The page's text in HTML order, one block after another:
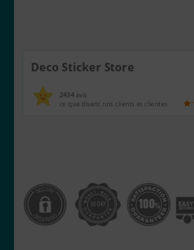
Deco Sticker Store
2434avis
ce que disent nos clients et clientes